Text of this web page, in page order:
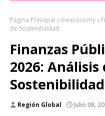
Página Principal mexconomy
de Sostenibilidad
Finanzas
2026: Análisis
Sostenibilidad
Región Global Julio 08,